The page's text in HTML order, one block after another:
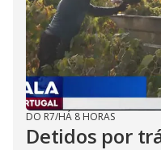
DO R7/HÁ 8 HORAS
Detidos por